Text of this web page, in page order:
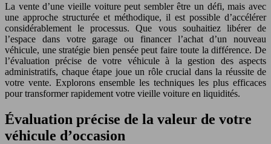
La vente d’une vieille voiture peut sembler être un défi, mais avec
une approche structurée et méthodique, il est possible d’accélérer
considérablement le processus. Que vous souhaitiez libérer de
l’espace dans votre garage ou financer l’achat d’un nouveau
véhicule, une stratégie bien pensée peut faire toute la différence. De
l’évaluation précise de votre véhicule à la gestion des aspects
administratifs, chaque étape joue un rôle crucial dans la réussite de
votre vente. Explorons ensemble les techniques les plus efficaces
pour transformer rapidement votre vieille voiture en liquidités.
Évaluation précise de la valeur de votre
véhicule d’occasion